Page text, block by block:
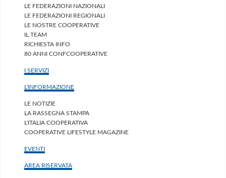
LE FEDERAZIONI NAZIONALI
LE FEDERAZIONI REGIONALI
LE NOSTRE COOPERATIVE
IL TEAM
RICHIESTA INFO
80 ANNI CONFCOOPERATIVE
I SERVIZI
L'INFORMAZIONE
LE NOTIZIE
LA RASSEGNA STAMPA
L'ITALIA COOPERATIVA
COOPERATIVE LIFESTYLE MAGAZINE
EVENTI
AREA RISERVATA